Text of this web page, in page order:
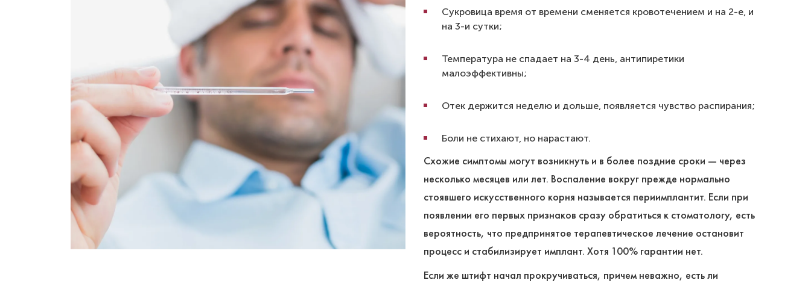
Сукровица время от времени сменяется кровотечением и на 2-е, и
на 3-и сутки;
Температура не спадает на 3-4 день, антипиретики
малоэффективны;
Отек держится неделю и дольше, появляется чувство распирания;
Боли не стихают, но нарастают.
Схожие симптомы могут возникнуть и в более поздние сроки ― через
несколько месяцев или лет. Воспаление вокруг прежде нормально
стоявшего искусственного корня называется периимплантит. Если при
появлении его первых признаков сразу обратиться к стоматологу, есть
вероятность, что предпринятое терапевтическое лечение остановит
процесс и стабилизирует имплант. Хотя 100% гарантии нет.
Если же штифт начал прокручиваться, причем неважно, есть ли